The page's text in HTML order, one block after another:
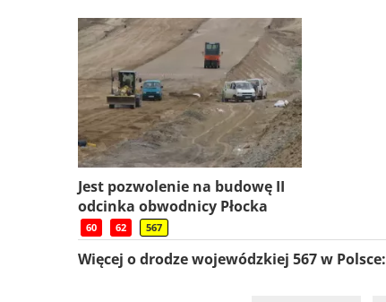
Jest pozwolenie na budowę II
odcinka obwodnicy Płocka
60 62 567
Więcej o drodze wojewódzkiej 567 w Polsce: